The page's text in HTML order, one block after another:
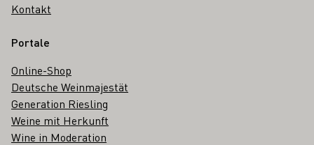
Kontakt
Portale
Online-Shop
Deutsche Weinmajestät
Generation Riesling
Weine mit Herkunft
Wine in Moderation